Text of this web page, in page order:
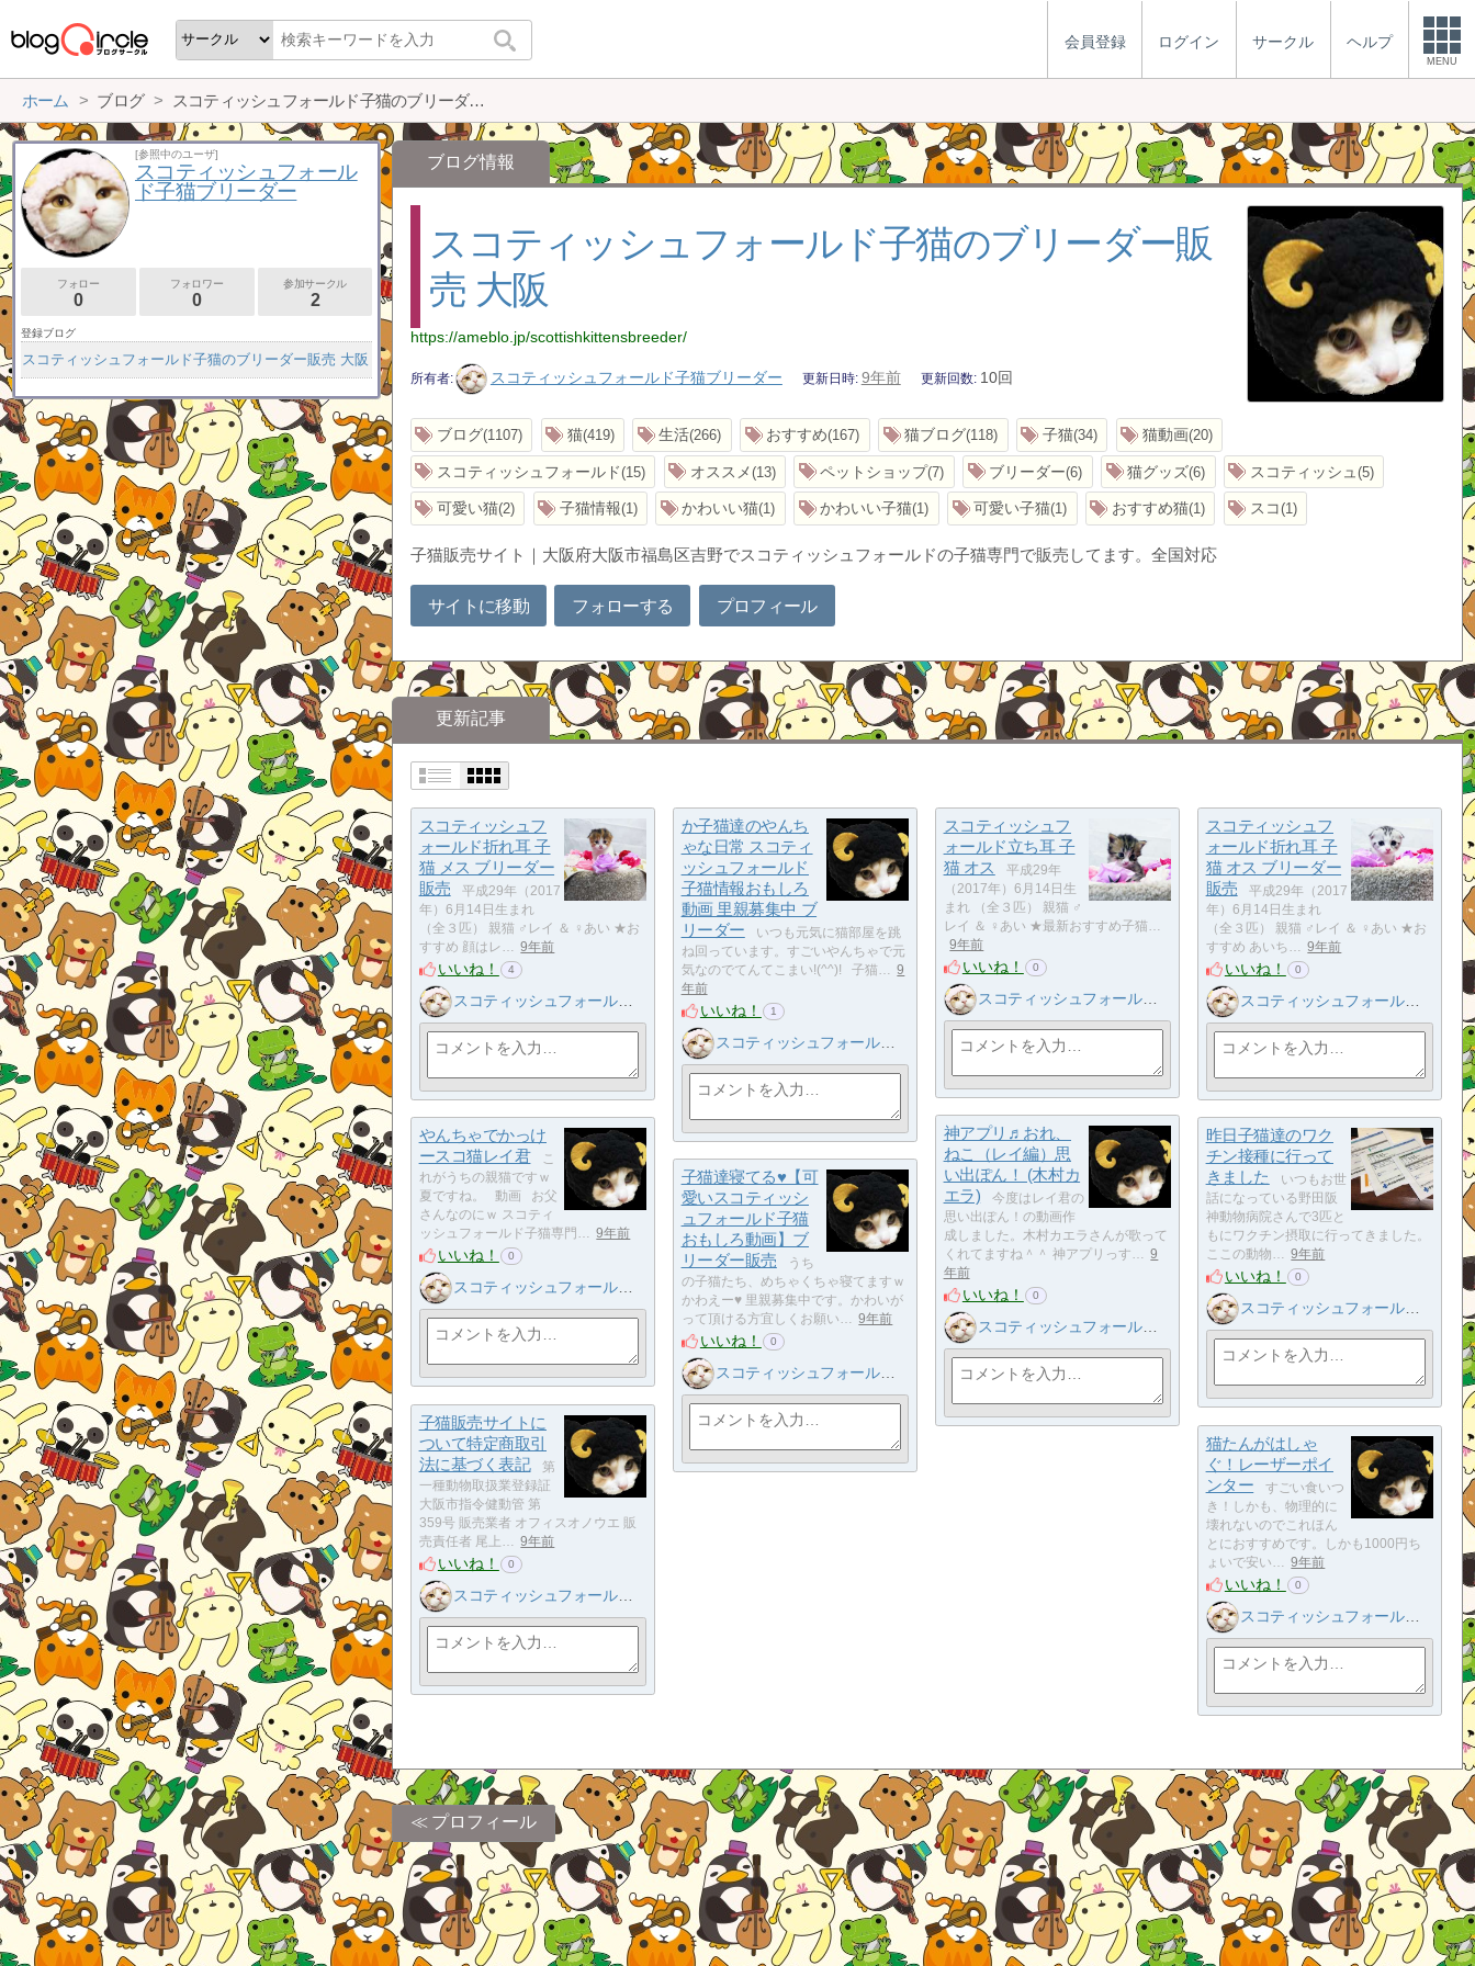
会員登録 ログイン サークル ヘルプ
MENU
ホーム ブログ スコティッシュフォールド子猫のブリーダー販売 大阪
ブログ情報
スコティッシュフォールド子猫のブリーダー販
売 大阪
https://ameblo.jp/scottishkittensbreeder/
所有者 スコティッシュフォールド子猫ブリーダー 更新日時 9年前 更新回数 10回
ブログ 1107 猫 419 生活 266 おすすめ 167 猫ブログ 118 子猫 34 猫動画 20
スコティッシュフォールド 15 オススメ 13 ペットショップ 7 ブリーダー 6 猫グッズ 6 スコティッシュ 5
可愛い猫 2 子猫情報 1 かわいい猫 1 かわいい子猫 1 可愛い子猫 1 おすすめ猫 1 スコ 1
子猫販売サイト｜大阪府大阪市福島区吉野でスコティッシュフォールドの子猫専門で販売してます。全国対応
サイトに移動 フォローする プロフィール
更新記事
スコティッシュフ
ォールド折れ耳 子
猫 メス ブリーダー
販売
平成29年（2017
年）6月14日生まれ
（全３匹） 親猫 ♂レイ ＆ ♀あい ★お
すすめ 顔はレ…
9年前
いいね！ 4
スコティッシュフォールド子猫ブリーダー
か子猫達のやんち
ゃな日常 スコティ
ッシュフォールド
子猫情報おもしろ
動画 里親募集中 ブ
リーダー
いつも元気に猫部屋を跳
ね回っています。すごいやんちゃで元
気なのでてんてこまい!(^^)! 子猫…
9
年前
いいね！ 1
スコティッシュフォールド子猫ブリーダー
スコティッシュフ
ォールド立ち耳 子
猫 オス
平成29年
（2017年）6月14日生
まれ （全３匹） 親猫 ♂
レイ ＆ ♀あい ★最新おすすめ子猫…
9年前
いいね！ 0
スコティッシュフォールド子猫ブリーダー
スコティッシュフ
ォールド折れ耳 子
猫 オス ブリーダー
販売
平成29年（2017
年）6月14日生まれ
（全３匹） 親猫 ♂レイ ＆ ♀あい ★お
すすめ あいち…
9年前
いいね！ 0
スコティッシュフォールド子猫ブリーダー
神アプリ♬おれ、
ねこ（レイ編）思
い出ぽん！ (木村カ
エラ)
今度はレイ君の
思い出ぽん！の動画作
成しました。木村カエラさんが歌って
くれてますね＾＾ 神アプリっす…
9
年前
いいね！ 0
スコティッシュフォールド子猫ブリーダー
やんちゃでかっけ
ースコ猫レイ君
こ
れがうちの親猫ですｗ
夏ですね。 動画 お父
さんなのにｗ スコティ
ッシュフォールド子猫専門…
9年前
いいね！ 0
スコティッシュフォールド子猫ブリーダー
昨日子猫達のワク
チン接種に行って
きました
いつもお世
話になっている野田阪
神動物病院さんで3匹と
もにワクチン摂取に行ってきました。
ここの動物…
9年前
いいね！ 0
スコティッシュフォールド子猫ブリーダー
子猫達寝てる♥【可
愛いスコティッシ
ュフォールド子猫
おもしろ動画】ブ
リーダー販売
うち
の子猫たち、めちゃくちゃ寝てますｗ
かわえー♥ 里親募集中です。かわいが
って頂ける方宜しくお願い…
9年前
いいね！ 0
スコティッシュフォールド子猫ブリーダー
子猫販売サイトに
ついて特定商取引
法に基づく表記
第
一種動物取扱業登録証
大阪市指令健動管 第
359号 販売業者 オフィスオノウエ 販
売責任者 尾上…
9年前
いいね！ 0
スコティッシュフォールド子猫ブリーダー
猫たんがはしゃ
ぐ！レーザーポイ
ンター
すごい食いつ
き！しかも、物理的に
壊れないのでこれほん
とにおすすめです。しかも1000円ち
ょいで安い…
9年前
いいね！ 0
スコティッシュフォールド子猫ブリーダー
プロフィール
[参照中のユーザ]
スコティッシュフォール
ド子猫ブリーダー
フォロー
0
フォロワー
0
参加サークル
2
登録ブログ
スコティッシュフォールド子猫のブリーダー販売 大阪